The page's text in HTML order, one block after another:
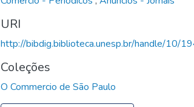
URI
http://bibdig.biblioteca.unesp.br/handle/10/
Coleções
O Commercio de São Paulo